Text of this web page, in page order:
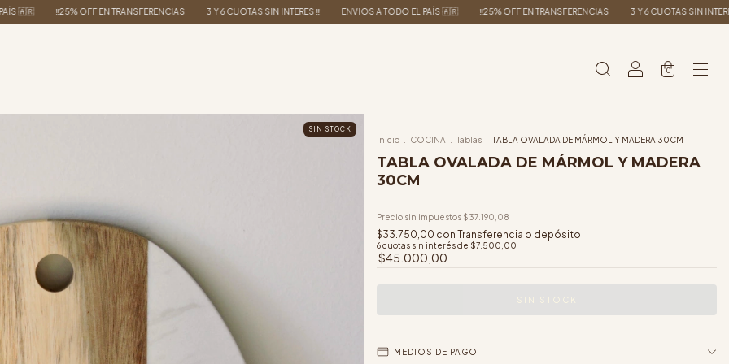
EN TRANSFERENCIAS 3 Y 6 CUOTAS SIN INTERES ‼️ ENVIOS A TODO EL PAÍS 🇦🇷 ‼️25% OFF EN TRANSFERENCIAS 3 Y 6 CUOTAS SIN INTERES ‼️ ENVIOS A
0
SIN STOCK
Inicio COCINA Tablas TABLA OVALADA DE MÁRMOL Y MADERA 30CM
TABLA OVALADA DE MÁRMOL Y MADERA
30CM
$45.000,00
6cuotas sin interés de $7.500,00
Precio sin impuestos $37.190,08
$33.750,00 con Transferencia o depósito
MEDIOS DE PAGO